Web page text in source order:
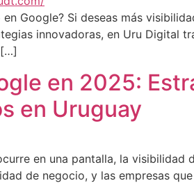
Google? Si deseas más
innovadoras, en Uru Digital
[…]
en 2025:
en Uruguay
en una pantalla, la
de negocio, y las empresas